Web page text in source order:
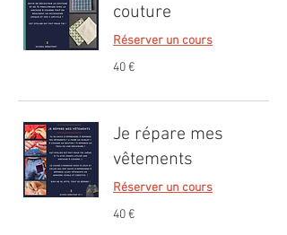
couture
Réserver un cours
40
euros
40 €
Je répare mes
vêtements
Réserver un cours
40
euros
40 €